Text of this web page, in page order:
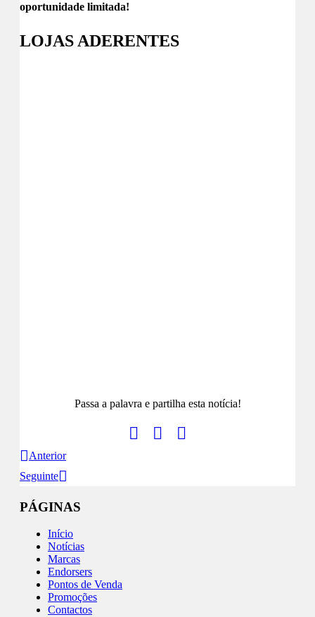
oportunidade limitada!
LOJAS ADERENTES
Passa a palavra e partilha esta notícia!
Anterior
Seguinte
PÁGINAS
Início
Notícias
Marcas
Endorsers
Pontos de Venda
Promoções
Contactos